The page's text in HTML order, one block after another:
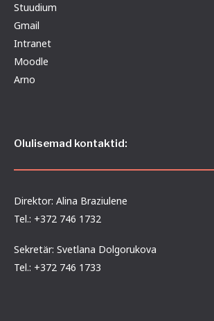
Stuudium
Gmail
Intranet
Moodle
Arno
Olulisemad kontaktid:
Direktor: Alina Braziulene
Tel.: +372 746 1732
Sekretär: Svetlana Dolgorukova
Tel.: +372 746 1733